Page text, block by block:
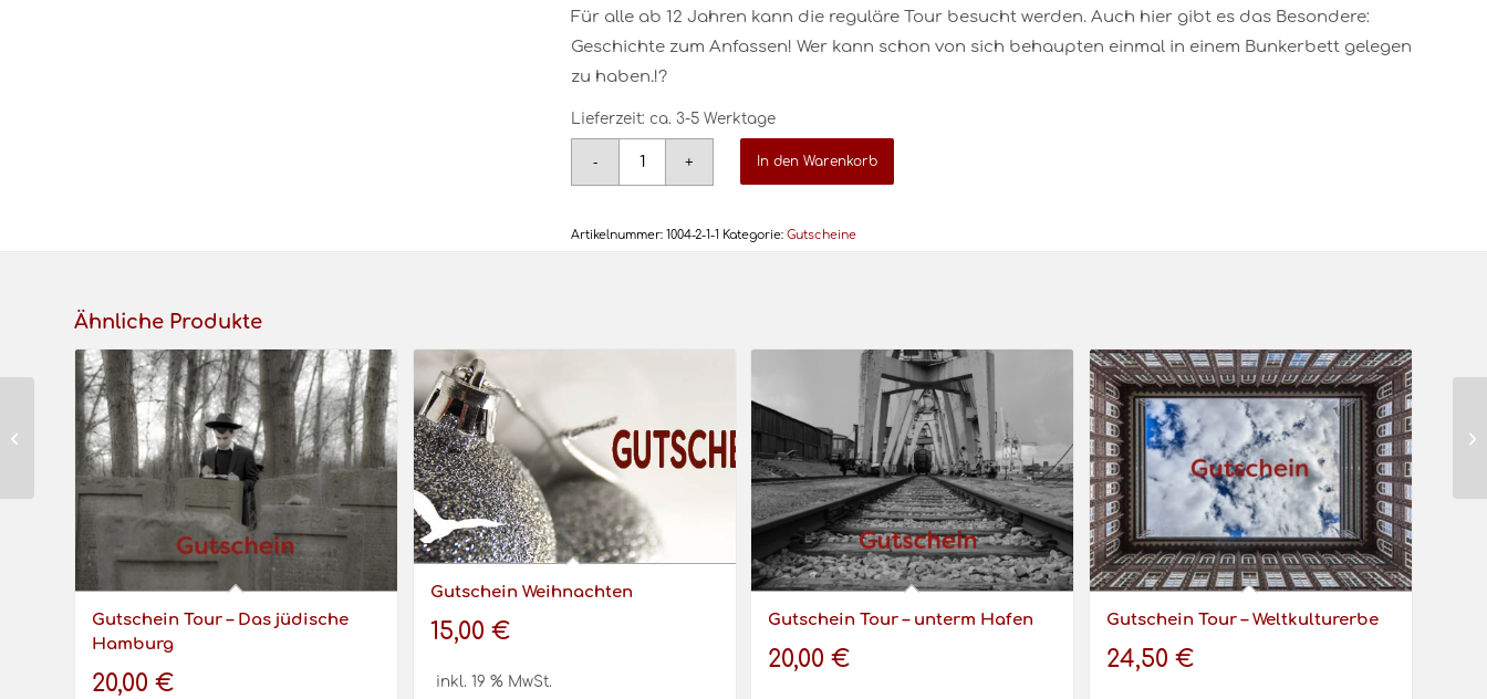
Für alle ab 12 Jahren kann die reguläre Tour besucht werden. Auch hier gibt es das Besondere:
Geschichte zum Anfassen! Wer kann schon von sich behaupten einmal in einem Bunkerbett gelegen
zu haben.!?
Lieferzeit: ca. 3-5 Werktage
In den Warenkorb
Artikelnummer:1004-2-1-1 Kategorie:Gutscheine
Ähnliche Produkte
Gutschein Tour – Das jüdische
Hamburg
20,00 €
Gutschein Weihnachten
15,00 €
inkl. 19 % MwSt.
Gutschein Tour – unterm Hafen
20,00€
Gutschein Tour – Weltkulturerbe
24,50 €
Gutschein
Weihnachten